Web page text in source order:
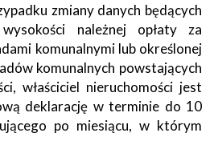
zmiany danych będących
należnej opłaty za
komunalnymi lub określonej
komunalnych powstających
właściciel nieruchomości jest
deklarację w terminie do 10
po miesiącu, w którym